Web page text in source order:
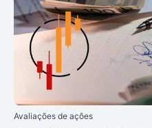
Avaliações de ações